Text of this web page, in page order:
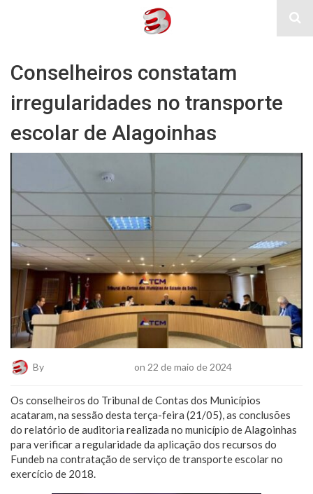
Conselheiros constatam
irregularidades no transporte
escolar de Alagoinhas
By on 22 de maio de 2024
Os conselheiros do Tribunal de Contas dos Municípios
acataram, na sessão desta terça-feira (21/05), as conclusões
do relatório de auditoria realizada no município de Alagoinhas
para verificar a regularidade da aplicação dos recursos do
Fundeb na contratação de serviço de transporte escolar no
exercício de 2018.